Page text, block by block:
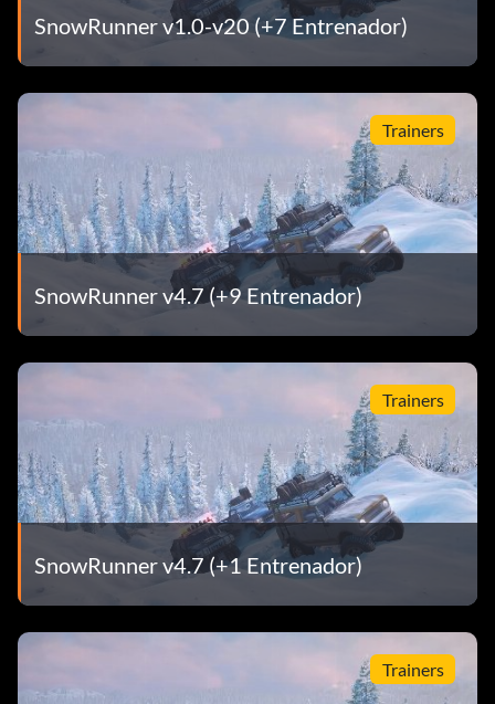
SnowRunner v1.0-v20 (+7 Entrenador)
Trainers
SnowRunner v4.7 (+9 Entrenador)
Trainers
SnowRunner v4.7 (+1 Entrenador)
Trainers